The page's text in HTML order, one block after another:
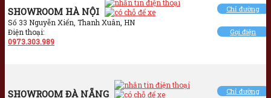
SHOWROOM HÀ NỘI
Số 33 Nguyễn Xiển, Thanh Xuân, HN
Điện thoại:
0973.303.989
Chỉ đường
Gọi điện
SHOWROOM ĐÀ NẴNG Chỉ đường